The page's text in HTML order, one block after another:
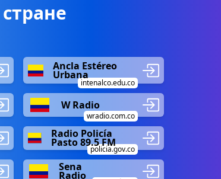
Ancla Estéreo
Urbana
intenalco.edu.co
W Radio
wradio.com.co
Radio Policía
Pasto 89.5 FM
policia.gov.co
Sena
Radio